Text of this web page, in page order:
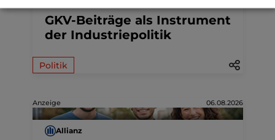
GKV-Beiträge als Instrument
der Industriepolitik
Politik
Anzeige 06.08.2026
Allianz